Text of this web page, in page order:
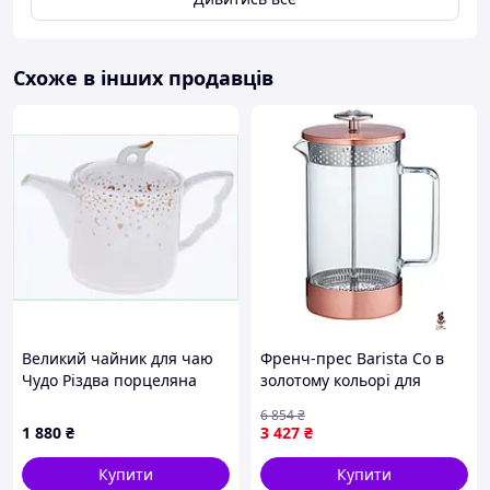
- подарункова коробка.
Безпружинний механізм злива робить процес проливів
Такий типод обов’язково стане приводом для того, щоб
пити якісний чай, що заварено по всім правилам!
Схоже в інших продавців
Великий чайник для чаю
Чудо Різдва порцеляна
1 880 ₴
Купити
Френч-прес Barista Co в
золотому кольорі для
насиченого смаку
3 427 ₴
6 854₴
Купити